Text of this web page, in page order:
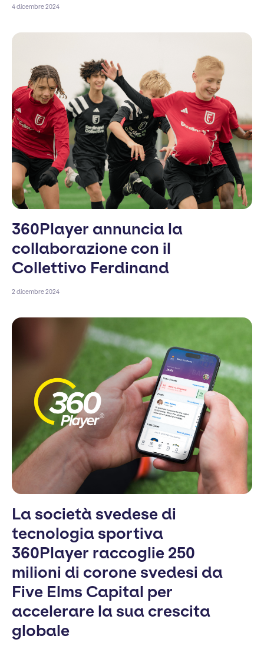
4 dicembre 2024
360Player annuncia la
collaborazione con il
Collettivo Ferdinand
2 dicembre 2024
La società svedese di
tecnologia sportiva
360Player raccoglie 250
milioni di corone svedesi da
Five Elms Capital per
accelerare la sua crescita
globale